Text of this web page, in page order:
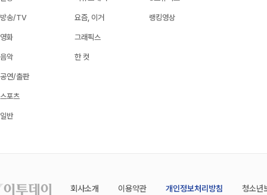
방송/TV
영화
음악
공연/출판
스포츠
일반
요즘, 이거
그래픽스
한 컷
랭킹영상
회사소개 이용약관 개인정보처리방침 청소년